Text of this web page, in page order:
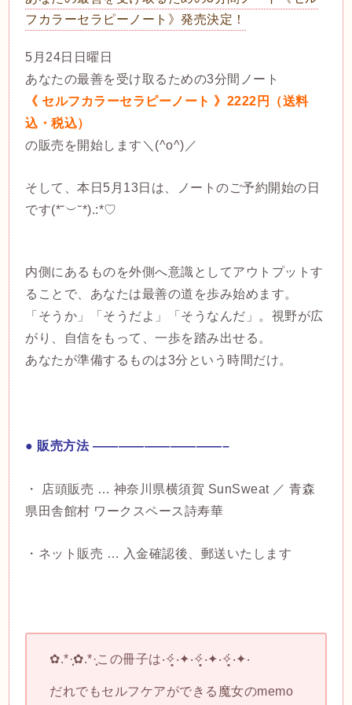
フカラーセラピーノート》発売決定！
5月24日日曜日
あなたの最善を受け取るための3分間ノート
《 セルフカラーセラピーノート 》2222円（送料
込・税込）
の販売を開始します＼(^o^)／
そして、本日5月13日は、ノートのご予約開始の日
です(*˘︶˘*).:*♡
内側にあるものを外側へ意識としてアウトプットす
ることで、あなたは最善の道を歩み始めます。
「そうか」「そうだよ」「そうなんだ」。視野が広
がり、自信をもって、一歩を踏み出せる。
あなたが準備するものは3分という時間だけ。
● 販売方法 ——————————–
・ 店頭販売 … 神奈川県横須賀 SunSweat ／ 青森
県田舎館村 ワークスペース詩寿華
・ネット販売 … 入金確認後、郵送いたします
✿.*·̩͙✿.*·̩͙この冊子は‧✧̣̥̇‧✦‧✧̣̥̇‧✦‧✧̣̥̇‧✦‧
だれでもセルフケアができる魔女のmemo